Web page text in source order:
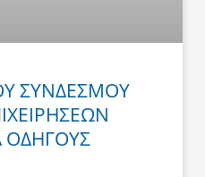
ΣΥΝΔΕΣΜΟΥ
ΟΔΗΓΟΥΣ